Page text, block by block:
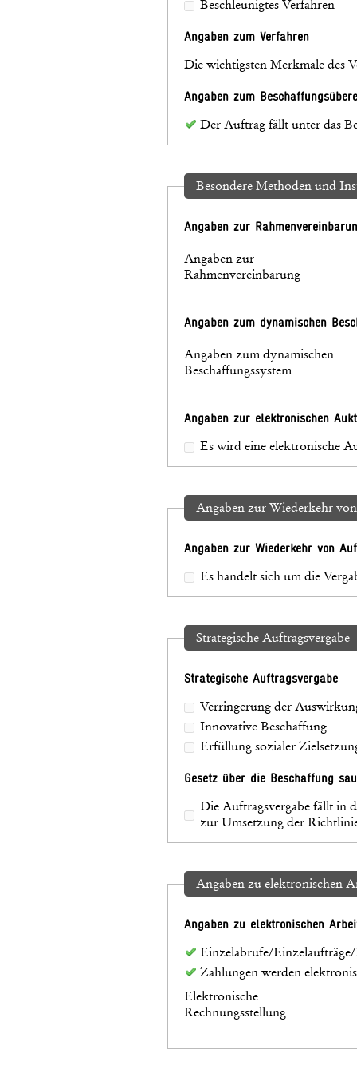
Beschleunigtes Verfahren
Angaben zum Verfahren
Die wichtigsten Merkmale des
Angaben zum
Der Auftrag fällt unter das
Besondere Methoden und
Angaben zur
Angaben zur
Rahmenvereinbarung
Angaben zum dynamischen
Angaben zum dynamischen
Beschaffungssystem
Angaben zur elektronischen
Es wird eine elektronische
Angaben zur Wiederkehr
Angaben zur Wiederkehr von
Es handelt sich um die
Strategische Auftragsvergabe
Strategische Auftragsvergabe
Verringerung der
Innovative Beschaffung
Erfüllung sozialer
Gesetz über die Beschaffung
Die Auftragsvergabe fällt in
zur Umsetzung der
Angaben zu elektronischen
Angaben zu elektronischen
Einzelabrufe/
Zahlungen werden
Elektronische
Rechnungsstellung